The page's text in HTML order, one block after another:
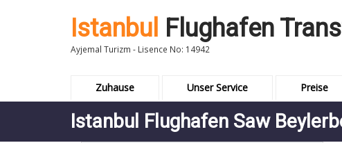
Istanbul Flughafen
Ayjemal Turizm - Lisence No: 14942
Zuhause Unser Service Preise
Istanbul Flughafen Saw